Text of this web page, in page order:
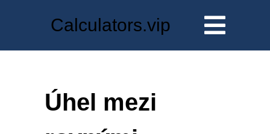
Calculators.vip
Úhel mezi